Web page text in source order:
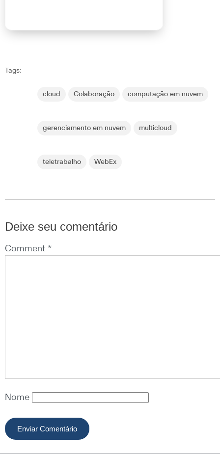
Tags:
cloud Colaboração computação em nuvem
gerenciamento em nuvem multicloud
teletrabalho WebEx
Deixe seu comentário
Comment *
Nome